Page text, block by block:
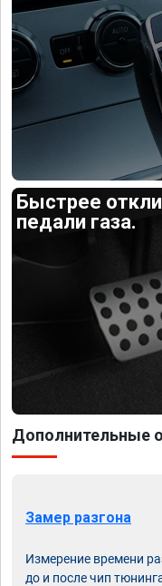
Быстрее
педали газа.
Дополнительные
Замер разгона
Измерение времени
до и после чип